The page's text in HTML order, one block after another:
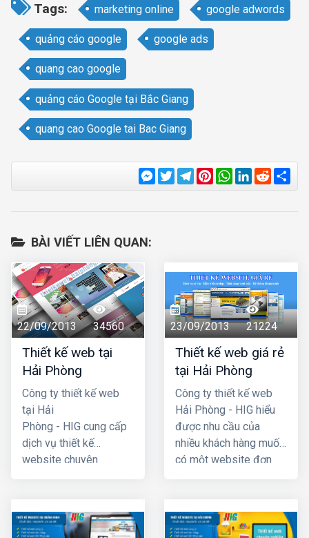
Tags: marketing online google adwords
quảng cáo google google ads
quang cao google
quảng cáo Google tại Bắc Giang
quang cao Google tai Bac Giang
Messenger
TwitterTelegram
Pinterest
WhatsApp
LinkedIn
Reddit
BÀI VIẾT LIÊN QUAN:
22/09/2013 34560
Thiết kế web tại
Hải Phòng
Công ty thiết kế web
tại Hải
Phòng - HIG cung cấp
dịch vụ thiết kế
website chuyên
kế web hợp lý, giá cả
cạnh tranh nhất. Công
23/09/2013 21224
Thiết kế web giá rẻ
tại Hải Phòng
Công ty thiết kế web
Hải Phòng - HIG hiểu
được nhu cầu của
nhiều khách hàng muốn
có một website đơn
đưa ra chương trình
thiết kế website giá rẻ